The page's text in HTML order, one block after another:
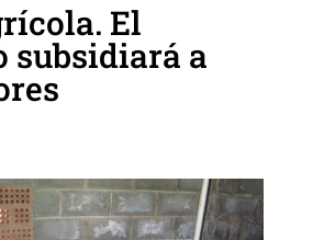
El
subsidiará a